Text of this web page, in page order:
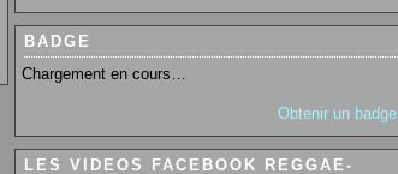
BADGE
Chargement en cours…
Obtenir un badge
LES VIDEOS FACEBOOK REGGAE-